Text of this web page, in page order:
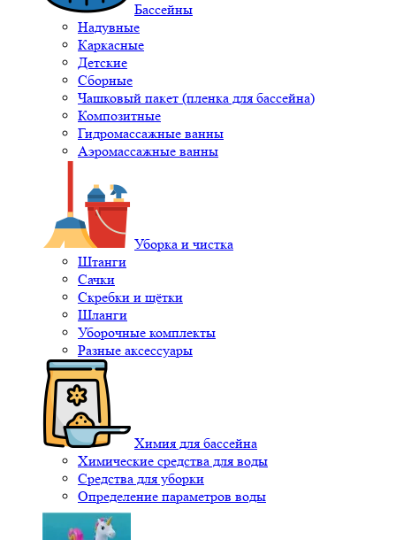
Бассейны
Надувные
Каркасные
Детские
Сборные
Чашковый пакет (пленка для бассейна)
Композитные
Гидромассажные ванны
Аэромассажные ванны
Уборка и чистка
Штанги
Сачки
Скребки и щётки
Шланги
Уборочные комплекты
Разные аксессуары
Химия для бассейна
Химические средства для воды
Средства для уборки
Определение параметров воды